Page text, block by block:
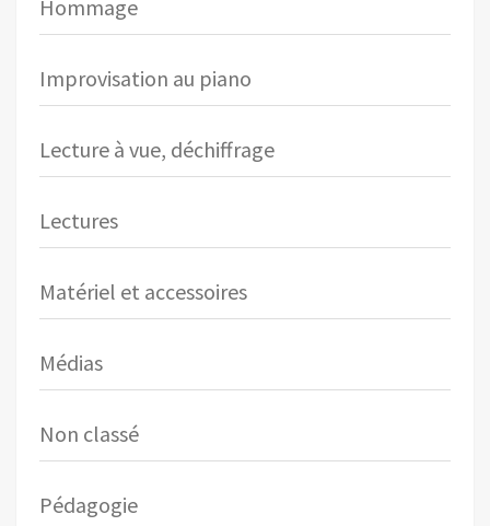
Hommage
Improvisation au piano
Lecture à vue, déchiffrage
Lectures
Matériel et accessoires
Médias
Non classé
Pédagogie